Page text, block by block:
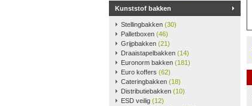
Kunststof bakken
Stellingbakken (30)
Palletboxen (46)
Grijpbakken (21)
Draaistapelbakken (14)
Euronorm bakken (181)
Euro koffers (62)
Cateringbakken (18)
Distributiebakken (10)
ESD veilig (12)